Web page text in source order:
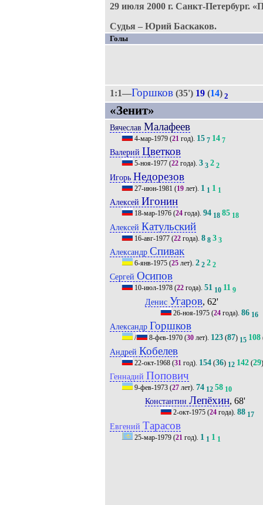
29 июля 2000 г. Санкт-Петербург.
Судья – Юрий Баскаков.
Голы
1:1—Горшков(35') 19(14) 2
«Зенит»
Вячеслав Малафеев
4-мар-1979(21год). 15 7 14 7
Валерий Цветков
5-ноя-1977(22года). 3 3 2 2
Игорь Недорезов
27-июн-1981 (19лет). 1 1 1 1
Алексей Игонин
18-мар-1976(24года). 94 18 85 18
Алексей Катульский
16-авг-1977(22года). 8 8 3 3
Александр Спивак
6-янв-1975(25лет). 2 2 2 2
Сергей Осипов
10-июл-1978(22года). 51 10 11 9
Денис Угаров, 62'
26-ноя-1975 (24 года).86 16
Александр Горшков
/ 8-фев-1970(30лет). 123(87) 15 108
Андрей Кобелев
22-окт-1968(31 год). 154(36) 12 142(29)
Геннадий Попович
9-фев-1973(27лет). 74 12 58 10
Константин Лепёхин, 68'
2-окт-1975 (24 года).88 17
Евгений Тарасов
25-мар-1979(21 год). 1 1 1 1